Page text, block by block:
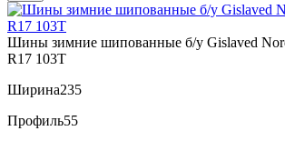
Шины зимние шипованные б/у Gislaved
R17 103T
Ширина235
Профиль55